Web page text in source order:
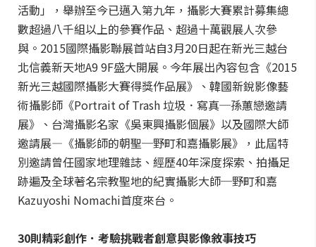
活動」，舉辦至今已邁入第九年，攝影大賽累計募集總
數超過八千組以上的參賽作品、超過十萬觀展人次參
與。2015國際攝影聯展首站自3月20日起在新光三越台
北信義新天地A9 9F盛大開展。今年展出內容包含《2015
新光三越國際攝影大賽得獎作品展》、韓國新銳影像藝
術攝影師《Portrait of Trash 垃圾．寫真─孫蕙戀邀請
展》、台灣攝影名家《吳東興攝影個展》以及國際大師
邀請展—《攝影師的朝聖─野町和嘉攝影展》，此屆特
別邀請曾任國家地理雜誌、經歷40年深度探索、拍攝足
跡遍及全球著名宗教聖地的紀實攝影大師─野町和嘉
Kazuyoshi Nomachi首度來台。
30則精彩創作．考驗挑戰者創意與影像敘事技巧